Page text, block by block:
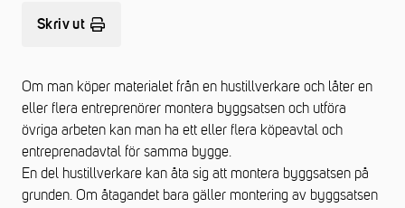
Skriv ut
Om man köper materialet från en hustillverkare och låter en
eller flera entreprenörer montera byggsatsen och utföra
övriga arbeten kan man ha ett eller flera köpeavtal och
entreprenadavtal för samma bygge.
En del hustillverkare kan åta sig att montera byggsatsen på
grunden. Om åtagandet bara gäller montering av byggsatsen